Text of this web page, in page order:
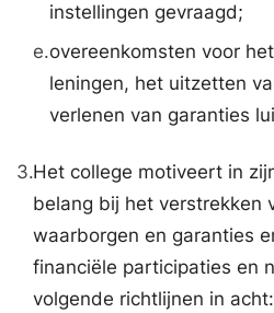
instellingen gevraagd;
e.overeenkomsten voor
leningen, het uitzetten
verlenen van garanties
3.Het college motiveert in
belang bij het verstrekken
waarborgen en garanties
financiële participaties en
volgende richtlijnen in acht: